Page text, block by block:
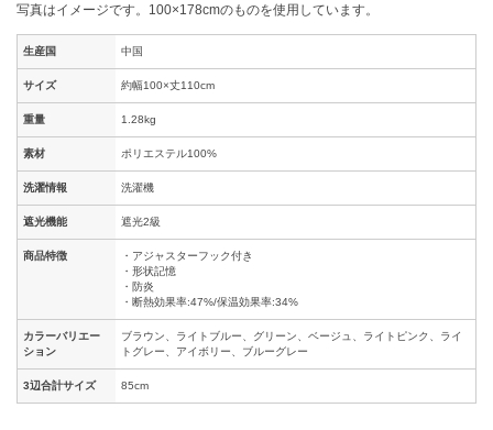
写真はイメージです。100×178cmのものを使用しています。
生産国 中国
サイズ 約幅100×丈110cm
重量 1.28kg
素材 ポリエステル100%
洗濯情報 洗濯機
遮光機能 遮光2級
商品特徴
・アジャスターフック付き
・形状記憶
・防炎
・断熱効果率:47%/保温効果率:34%
カラーバリエー
ション
ブラウン、ライトブルー、グリーン、ベージュ、ライトピンク、ライ
トグレー、アイボリー、ブルーグレー
3辺合計サイズ 85cm